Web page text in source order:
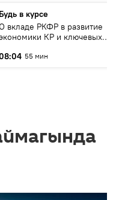
Будь в курсе
О вкладе РКФР в развитие
КР и ключевых
55 мин